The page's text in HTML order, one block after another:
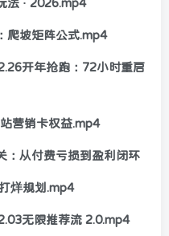
法 · 2026.mp4
爬坡矩阵公式.mp4
开年抢跑：72小时重启
营销卡权益.mp4
：从付费亏损到盈利闭环
烊规划.mp4
无限推荐流 2.0.mp4